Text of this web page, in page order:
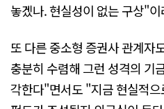
놓겠나. 현실성이 없는 구상"
또 다른 중소형 증권사 관계자
충분히 수렴해 그런 성격의 기
각한다"면서도 "지금 현실적